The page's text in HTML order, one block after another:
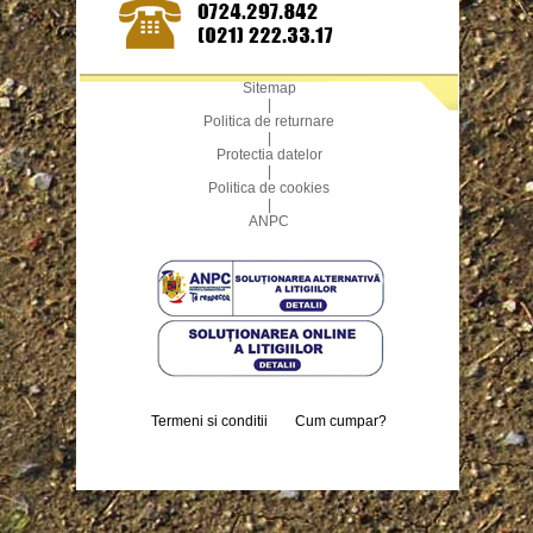
Sitemap
Politica de returnare
Protectia datelor
Politica de cookies
ANPC
Termeni si conditii Cum cumpar?